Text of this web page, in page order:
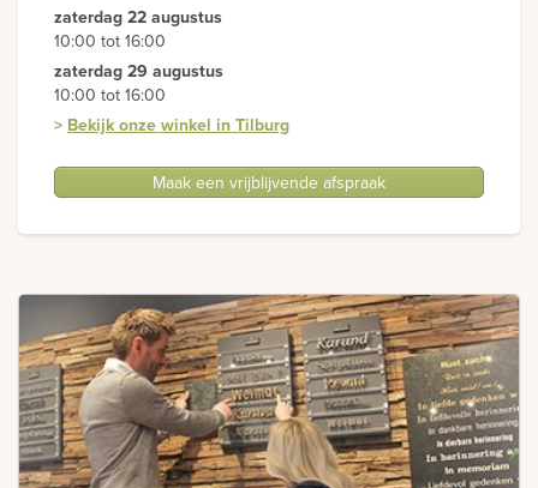
zaterdag 22 augustus
10:00 tot 16:00
zaterdag 29 augustus
10:00 tot 16:00
> Bekijk onze winkel in Tilburg
Maak een vrijblijvende afspraak